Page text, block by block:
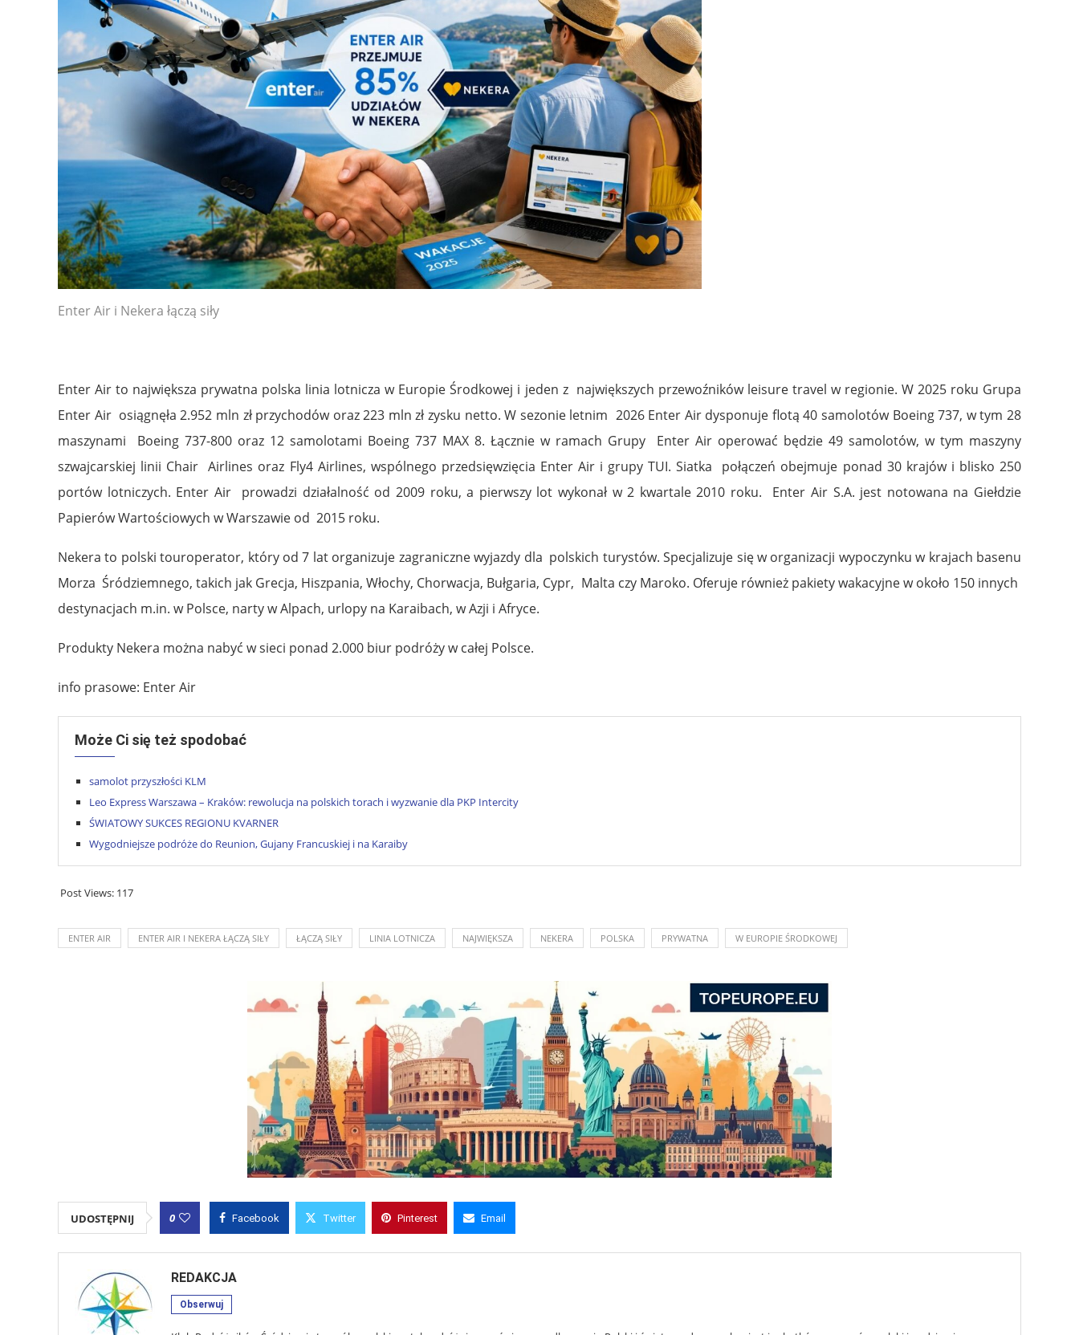
Enter Air i Nekera łączą siły
Enter Air to największa prywatna polska linia lotnicza w Europie Środkowej i jeden z największych przewoźników leisure travel w regionie. W 2025 roku Grupa
Enter Air osiągnęła 2.952 mln zł przychodów oraz 223 mln zł zysku netto. W sezonie letnim 2026 Enter Air dysponuje flotą 40 samolotów Boeing 737, w tym 28
maszynami Boeing 737-800 oraz 12 samolotami Boeing 737 MAX 8. Łącznie w ramach Grupy Enter Air operować będzie 49 samolotów, w tym maszyny
szwajcarskiej linii Chair Airlines oraz Fly4 Airlines, wspólnego przedsięwzięcia Enter Air i grupy TUI. Siatka połączeń obejmuje ponad 30 krajów i blisko 250
portów lotniczych. Enter Air prowadzi działalność od 2009 roku, a pierwszy lot wykonał w 2 kwartale 2010 roku. Enter Air S.A. jest notowana na Giełdzie
Papierów Wartościowych w Warszawie od 2015 roku.
Nekera to polski touroperator, który od 7 lat organizuje zagraniczne wyjazdy dla polskich turystów. Specjalizuje się w organizacji wypoczynku w krajach basenu
Morza Śródziemnego, takich jak Grecja, Hiszpania, Włochy, Chorwacja, Bułgaria, Cypr, Malta czy Maroko. Oferuje również pakiety wakacyjne w około 150 innych
destynacjach m.in. w Polsce, narty w Alpach, urlopy na Karaibach, w Azji i Afryce.
Produkty Nekera można nabyć w sieci ponad 2.000 biur podróży w całej Polsce.
info prasowe: Enter Air
Może Ci się też spodobać
samolot przyszłości KLM
Leo Express Warszawa – Kraków: rewolucja na polskich torach i wyzwanie dla PKP Intercity
ŚWIATOWY SUKCES REGIONU KVARNER
Wygodniejsze podróże do Reunion, Gujany Francuskiej i na Karaiby
Post Views: 117
ENTER AIR ENTER AIR I NEKERA ŁĄCZĄ SIŁY ŁĄCZĄ SIŁY LINIA LOTNICZA NAJWIĘKSZA NEKERA POLSKA PRYWATNA W EUROPIE ŚRODKOWEJ
UDOSTĘPNIJ 0 Facebook Twitter Pinterest Email
REDAKCJA
Obserwuj